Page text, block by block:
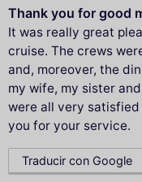
Thank you for good
It was really great
cruise. The crews
and, moreover, the
my wife, my sister
were all very
you for your service.
Traducir con Google